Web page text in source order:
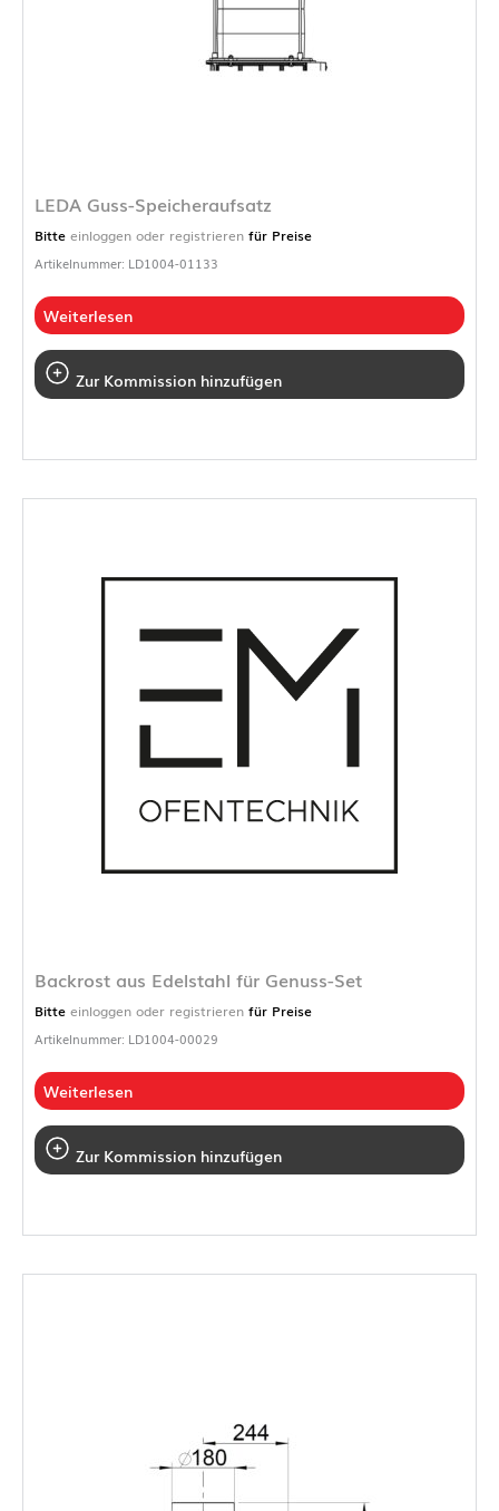
LEDA Guss-Speicheraufsatz
Bitte einloggen oder registrieren für Preise
Artikelnummer: LD1004-01133
Weiterlesen
Zur Kommission hinzufügen
Backrost aus Edelstahl für Genuss-Set
Bitte einloggen oder registrieren für Preise
Artikelnummer: LD1004-00029
Weiterlesen
Zur Kommission hinzufügen